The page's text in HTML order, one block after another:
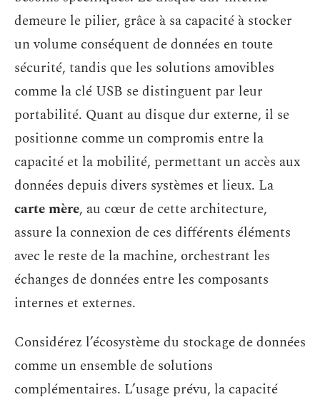
demeure le pilier, grâce à sa capacité à stocker
un volume conséquent de données en toute
sécurité, tandis que les solutions amovibles
comme la clé USB se distinguent par leur
portabilité. Quant au disque dur externe, il se
positionne comme un compromis entre la
capacité et la mobilité, permettant un accès aux
données depuis divers systèmes et lieux. La
carte mère, au cœur de cette architecture,
assure la connexion de ces différents éléments
avec le reste de la machine, orchestrant les
échanges de données entre les composants
internes et externes.
Considérez l’écosystème du stockage de données
comme un ensemble de solutions
complémentaires. L’usage prévu, la capacité